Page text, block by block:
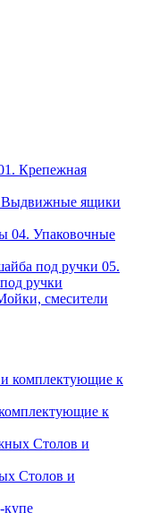
Крепежная
Выдвижные ящики
04. Упаковочные
05.
ручки
смесители
к
Столов и